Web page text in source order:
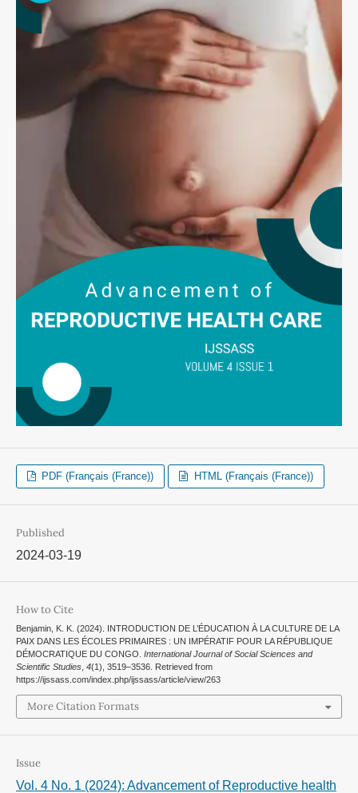
PDF (Français (France)) HTML (Français (France))
Published
2024-03-19
How to Cite
Benjamin, K. K. (2024). INTRODUCTION DE L’ÉDUCATION À LA CULTURE DE LA
PAIX DANS LES ÉCOLES PRIMAIRES : UN IMPÉRATIF POUR LA RÉPUBLIQUE
DÉMOCRATIQUE DU CONGO. International Journal of Social Sciences and
Scientific Studies, 4(1), 3519–3536. Retrieved from
https://ijssass.com/index.php/ijssass/article/view/263
More Citation Formats
Issue
Vol. 4 No. 1 (2024): Advancement of Reproductive health